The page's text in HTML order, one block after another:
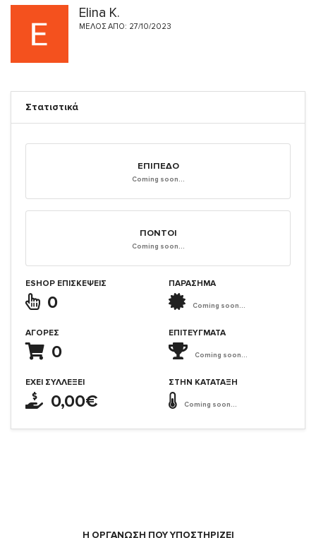
Elina K.
ΜΈΛΟΣ ΑΠΌ: 27/10/2023
Στατιστικά
ΕΠΊΠΕΔΟ
Coming soon...
ΠΌΝΤΟΙ
Coming soon...
ESHOP ΕΠΙΣΚΈΨΕΙΣ
0
ΑΓΟΡΈΣ
0
ΈΧΕΙ ΣΥΛΛΈΞΕΙ
0,00€
ΠΑΡΑΣΗΜΑ
Coming soon...
ΕΠΙΤΕΎΓΜΑΤΑ
Coming soon...
ΣΤΗΝ ΚΑΤΆΤΑΞΗ
Coming soon...
Η ΟΡΓΆΝΩΣΗ ΠΟΥ ΥΠΟΣΤΗΡΙΖΕΙ